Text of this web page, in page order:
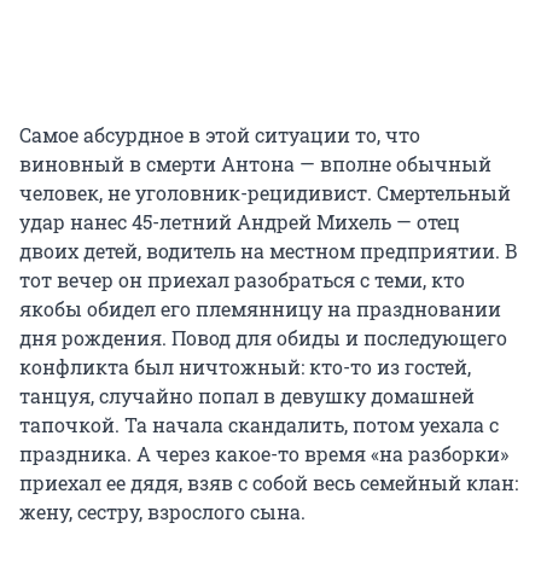
Самое абсурдное в этой ситуации то, что
виновный в смерти Антона — вполне обычный
человек, не уголовник-рецидивист. Смертельный
удар нанес 45-летний Андрей Михель — отец
двоих детей, водитель на местном предприятии. В
тот вечер он приехал разобраться с теми, кто
якобы обидел его племянницу на праздновании
дня рождения. Повод для обиды и последующего
конфликта был ничтожный: кто-то из гостей,
танцуя, случайно попал в девушку домашней
тапочкой. Та начала скандалить, потом уехала с
праздника. А через какое-то время «на разборки»
приехал ее дядя, взяв с собой весь семейный клан:
жену, сестру, взрослого сына.